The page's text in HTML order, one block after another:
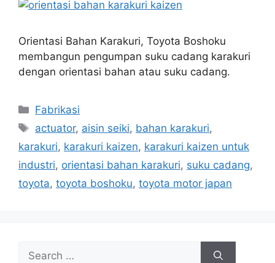
Orientasi Bahan Karakuri, Toyota Boshoku
membangun pengumpan suku cadang karakuri
dengan orientasi bahan atau suku cadang.
Categories
Fabrikasi
Tags
actuator, aisin seiki, bahan karakuri,
karakuri, karakuri kaizen, karakuri kaizen untuk
industri, orientasi bahan karakuri, suku cadang,
toyota, toyota boshoku, toyota motor japan